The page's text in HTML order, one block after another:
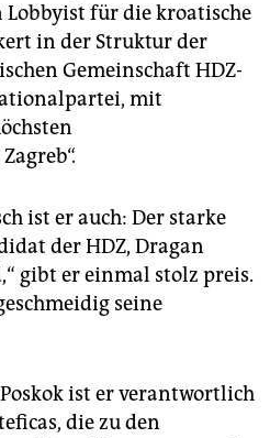
Lobbyist für die kroatische
in der Struktur der
Gemeinschaft HDZ-
mit
ist er auch: Der starke
der HDZ, Dragan
gibt er einmal stolz preis.
seine
ist er verantwortlich
die zu den